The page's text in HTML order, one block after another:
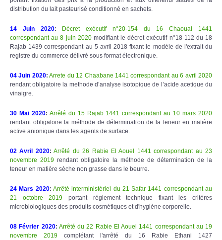
distribution du lait pasteurisé conditionné en sachets.
14 Juin 2020:
Décret exécutif n°20-154 du 16 Chaoual 1441
correspondant au 8 juin 2020modifiant le décret exécutif n°18-112 du 18
Rajab 1439 correspondant au 5 avril 2018 fixant le modèle de l'extrait du
registre du commerce délivré sous format électronique.
04 Juin 2020: Arrete du 12 Chaabane 1441 correspondant au 6 avril 2020
rendant obligatoire la methode d’analyse isotopique de l’acide acetique du
vinaigre.
30 Mai 2020: Arrêté du 15 Rajab 1441 correspondant au 10 mars 2020
rendant obligatoire la méthode de détermination de la teneur en matière
active anionique dans les agents de surface.
02 Avril 2020: Arrêté du 26 Rabie El Aouel 1441 correspondant au 23
novembre 2019 rendant obligatoire la méthode de détermination de la
teneur en matière sèche non grasse dans le beurre.
24 Mars 2020: Arrêté interministériel du 21 Safar 1441 correspondant au
21 octobre 2019 portant règlement technique fixant les critères
microbiologiques des produits cosmétiques et d'hygiène corporelle.
08 Février 2020: Arrêté du 22 Rabie El Aouel 1441 correspondant au 19
novembre 2019 complétant l'arrêté du 16 Rabie Ethani 1427